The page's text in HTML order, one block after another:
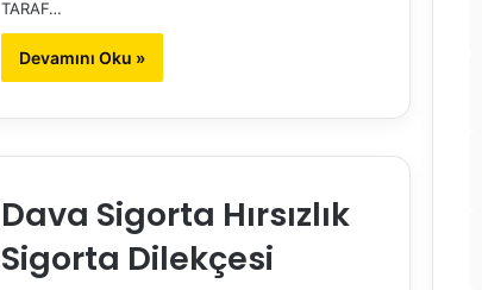
TARAF…
Devamını Oku »
Dava Sigorta Hırsızlık
Sigorta Dilekçesi